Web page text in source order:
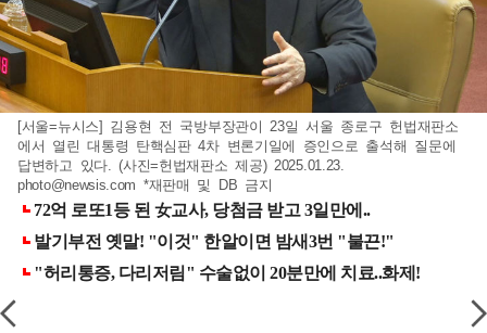
[서울=뉴시스] 김용현 전 국방부장관이 23일 서울 종로구 헌법재판소
에서 열린 대통령 탄핵심판 4차 변론기일에 증인으로 출석해 질문에
답변하고 있다. (사진=헌법재판소 제공) 2025.01.23.
photo@newsis.com *재판매 및 DB 금지